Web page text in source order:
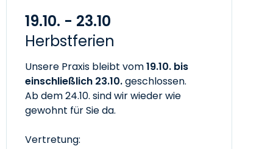
19.10. - 23.10
Herbstferien
Unsere Praxis bleibt vom19.10. bis
einschließlich 23.10.geschlossen.
Ab dem 24.10. sind wir wieder wie
gewohnt für Sie da.
Vertretung: